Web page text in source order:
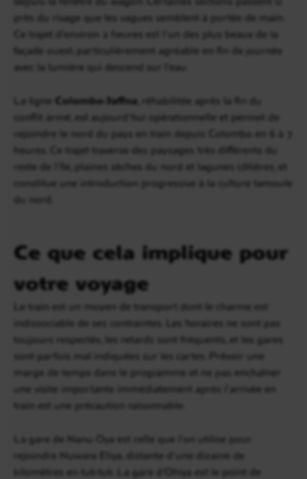
près du rivage que les vagues semblent à portée de main.
Ce trajet d’environ 2 heures est l’un des plus beaux de la
façade ouest, particulièrement agréable en fin de journée
avec la lumière qui descend sur l’eau.
La ligne Colombo-Jaffna , réhabilitée après la fin du
conflit armé, est aujourd’hui opérationnelle et permet de
rejoindre le nord du pays en train depuis Colombo en 6 à 7
heures. Ce trajet traverse des paysages très différents du
reste de l’île, plaines sèches du nord et lagunes côtières, et
constitue une introduction progressive à la culture tamoule
Ce que cela implique pour
votre voyage
Le train est un moyen de transport dont le charme est
indissociable de ses contraintes. Les horaires ne sont pas
toujours respectés, les retards sont fréquents, et les gares
sont parfois mal indiquées sur les cartes. Prévoir une
marge de temps dans le programme et ne pas enchaîner
une visite importante immédiatement après l’arrivée en
train est une précaution raisonnable.
La gare de Nanu Oya est celle que l’on utilise pour
rejoindre Nuwara Eliya, distante d’une dizaine de
kilomètres en tuk-tuk. La gare d’Ohiya est le point de